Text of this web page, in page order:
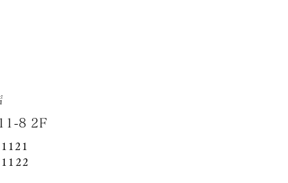
8 2F